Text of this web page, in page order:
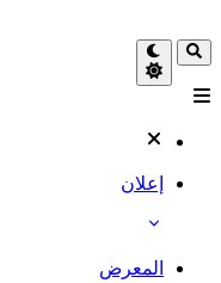
إعلان
المعرض